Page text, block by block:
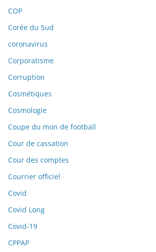
COP
Corée du Sud
coronavirus
Corporatisme
Corruption
Cosmétiques
Cosmologie
Coupe du mon de football
Cour de cassation
Cour des comptes
Courrier officiel
Covid
Covid Long
Covid-19
CPPAP